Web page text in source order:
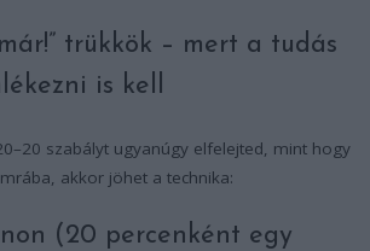
trükkök – mert a tudás
is kell
szabályt ugyanúgy elfelejted, mint hogy
akkor jöhet a technika:
(20 percenként egy